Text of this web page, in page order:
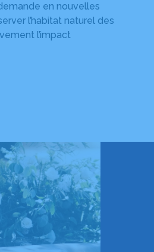
en nouvelles
l’habitat naturel des
l’impact